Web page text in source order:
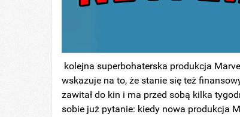
kolejna superbohaterska produkcja
wskazuje na to, że stanie się też
zawitał do kin i ma przed sobą kilka
sobie już pytanie: kiedy nowa produkcja